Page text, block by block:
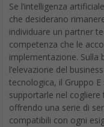
Se l’intelligenza
che desiderano
individuare un partner
competenza che le
implementazione. Sulla
l’elevazione del
tecnologica, il Gruppo
supportarle nel
offrendo una serie di
compatibili con ogni